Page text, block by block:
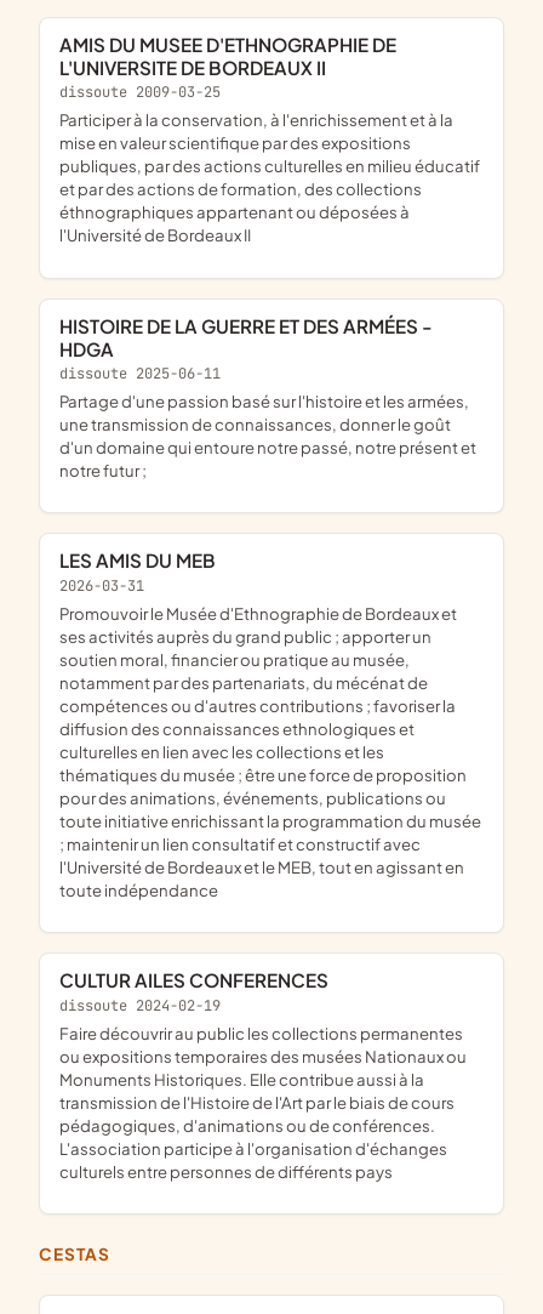
AMIS DU MUSEE D'ETHNOGRAPHIE DE
L'UNIVERSITE DE BORDEAUX II
dissoute 2009-03-25
participer à la conservation, à l'enrichissement et à la
mise en valeur scientifique par des expositions
publiques, par des actions culturelles en milieu éducatif
et par des actions de formation, des collections
éthnographiques appartenant ou déposées à
l'Université de Bordeaux II
HISTOIRE DE LA GUERRE ET DES ARMÉES -
HDGA
dissoute 2025-06-11
partage d'une passion basé sur l'histoire et les armées,
une transmission de connaissances, donner le goût
d'un domaine qui entoure notre passé, notre présent et
notre futur ;
LES AMIS DU MEB
2026-03-31
promouvoir le Musée d'Ethnographie de Bordeaux et
ses activités auprès du grand public ; apporter un
soutien moral, financier ou pratique au musée,
notamment par des partenariats, du mécénat de
compétences ou d'autres contributions ; favoriser la
diffusion des connaissances ethnologiques et
culturelles en lien avec les collections et les
thématiques du musée ; être une force de proposition
pour des animations, événements, publications ou
toute initiative enrichissant la programmation du musée
; maintenir un lien consultatif et constructif avec
l'Université de Bordeaux et le MEB, tout en agissant en
toute indépendance
CULTUR AILES CONFERENCES
dissoute 2024-02-19
faire découvrir au public les collections permanentes
ou expositions temporaires des musées Nationaux ou
Monuments Historiques. Elle contribue aussi à la
transmission de l'Histoire de l'Art par le biais de cours
pédagogiques, d'animations ou de conférences.
L'association participe à l'organisation d'échanges
culturels entre personnes de différents pays
CESTAS